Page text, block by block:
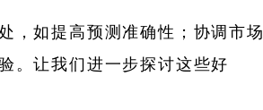
，如提高预测准确性；协调市场
。让我们进一步探讨这些好